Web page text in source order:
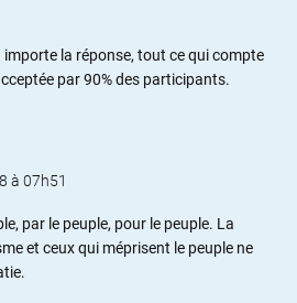
la réponse, tout ce qui compte
par 90% des participants.
à 07h51
par le peuple, pour le peuple. La
et ceux qui méprisent le peuple ne